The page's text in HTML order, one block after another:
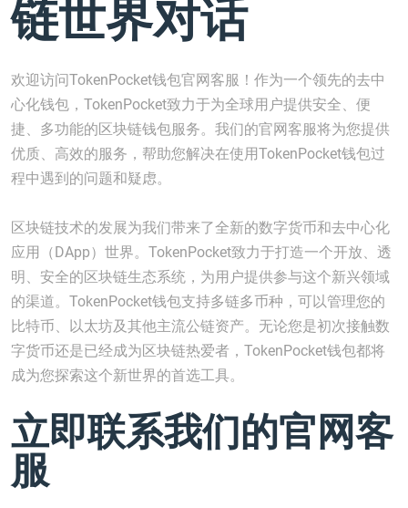
链世界对话
欢迎访问TokenPocket钱包官网客服！作为一个领先的去中
心化钱包，TokenPocket致力于为全球用户提供安全、便
捷、多功能的区块链钱包服务。我们的官网客服将为您提供
优质、高效的服务，帮助您解决在使用TokenPocket钱包过
程中遇到的问题和疑虑。
区块链技术的发展为我们带来了全新的数字货币和去中心化
应用（DApp）世界。TokenPocket致力于打造一个开放、透
明、安全的区块链生态系统，为用户提供参与这个新兴领域
的渠道。TokenPocket钱包支持多链多币种，可以管理您的
比特币、以太坊及其他主流公链资产。无论您是初次接触数
字货币还是已经成为区块链热爱者，TokenPocket钱包都将
成为您探索这个新世界的首选工具。
立即联系我们的官网客
服